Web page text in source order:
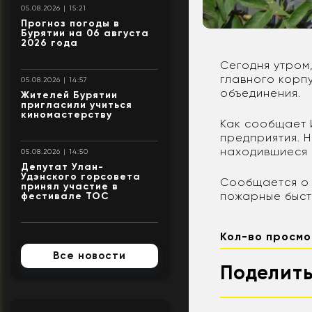
05.08.2026 | 15:21
Прогноз погоды в
Бурятии на 06 августа
2026 года
05.08.2026 | 14:57
Жителей Бурятии
пригласили учиться
киномастерству
05.08.2026 | 14:50
Депутат Улан-
Удэнского горсовета
принял участие в
фестивале ТОС
Все новости
Сегодня
главного
объединения.
Как сообщает
предприятия.
находившиеся
Сообщается о
пожарные
Кол-во